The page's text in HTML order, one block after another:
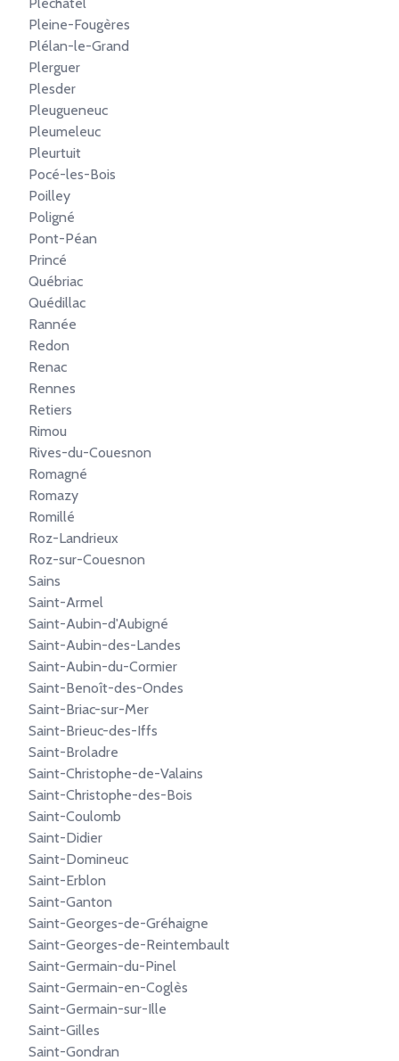
Pleine-Fougères
Plélan-le-Grand
Plerguer
Plesder
Pleugueneuc
Pleumeleuc
Pleurtuit
Pocé-les-Bois
Poilley
Poligné
Pont-Péan
Princé
Québriac
Quédillac
Rannée
Redon
Renac
Rennes
Retiers
Rimou
Rives-du-Couesnon
Romagné
Romazy
Romillé
Roz-Landrieux
Roz-sur-Couesnon
Sains
Saint-Armel
Saint-Aubin-d'Aubigné
Saint-Aubin-des-Landes
Saint-Aubin-du-Cormier
Saint-Benoît-des-Ondes
Saint-Briac-sur-Mer
Saint-Brieuc-des-Iffs
Saint-Broladre
Saint-Christophe-de-Valains
Saint-Christophe-des-Bois
Saint-Coulomb
Saint-Didier
Saint-Domineuc
Saint-Erblon
Saint-Ganton
Saint-Georges-de-Gréhaigne
Saint-Georges-de-Reintembault
Saint-Germain-du-Pinel
Saint-Germain-en-Coglès
Saint-Germain-sur-Ille
Saint-Gilles
Saint-Gondran